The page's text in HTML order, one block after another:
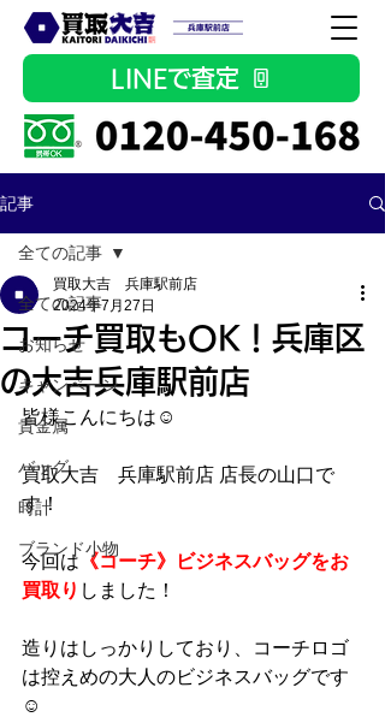
LINEで査定
記事
全ての記事
お知らせ
キャンペーン
貴金属
バッグ
時計
ブランド小物
全ての記事
コーチ買取もOK！兵庫区
の大吉兵庫駅前店
買取大吉 兵庫駅前店
2024年7月27日
皆様こんにちは☺
買取大吉　兵庫駅前店 店長の山口で
す！
今回は 《コーチ》ビジネスバッグをお
買取り しました！
造りはしっかりしており、コーチロゴ
は控えめの大人のビジネスバッグです
☺